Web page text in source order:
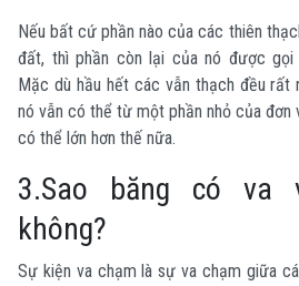
Nếu bất cứ phần nào của các thiên
đất, thì phần còn lại của nó được gọi
Mặc dù hầu hết các vẫn thạch đều
nó vẫn có thể từ một phần nhỏ của đơn
có thể lớn hơn thế nữa.
3.Sao băng có va
không?
Sự kiện va chạm là sự va chạm giữa